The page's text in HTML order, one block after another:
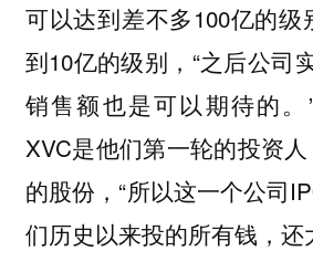
可以达到差不多100亿的级
到10亿的级别，“之后公司
销售额也是可以期待的。
XVC是他们第一轮的投资
的股份，“所以这一个公司
们历史以来投的所有钱，还